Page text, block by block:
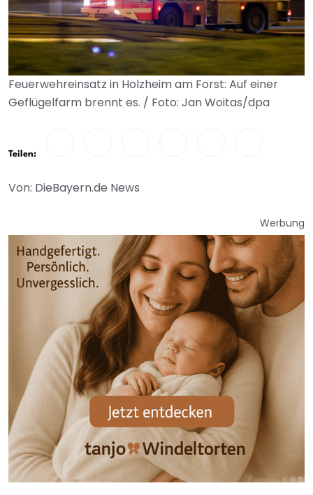
Feuerwehreinsatz in Holzheim am Forst: Auf einer
Geflügelfarm brennt es. / Foto: Jan Woitas/dpa
Teilen:
Von: DieBayern.de News
Werbung